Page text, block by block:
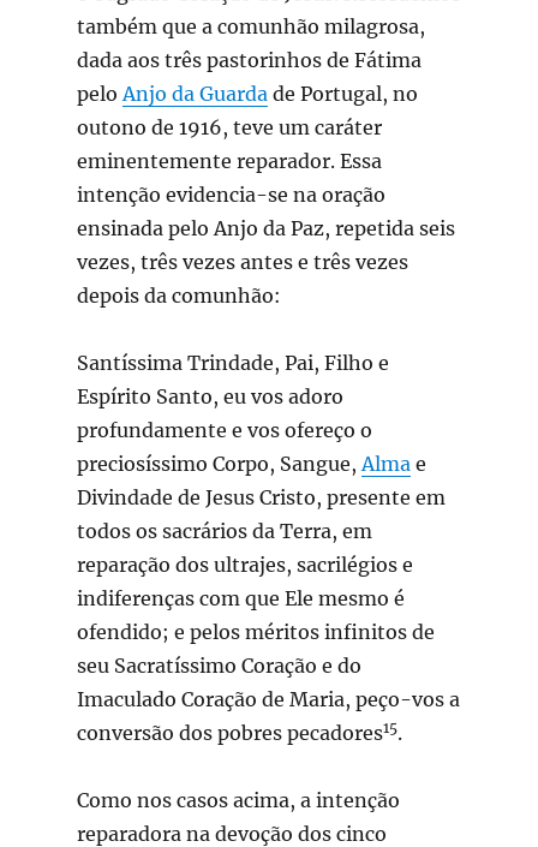
também que a comunhão milagrosa,
dada aos três pastorinhos de Fátima
pelo Anjo da Guarda de Portugal, no
outono de 1916, teve um caráter
eminentemente reparador. Essa
intenção evidencia-se na oração
ensinada pelo Anjo da Paz, repetida seis
vezes, três vezes antes e três vezes
depois da comunhão:
Santíssima Trindade, Pai, Filho e
Espírito Santo, eu vos adoro
profundamente e vos ofereço o
preciosíssimo Corpo, Sangue, Alma e
Divindade de Jesus Cristo, presente em
todos os sacrários da Terra, em
reparação dos ultrajes, sacrilégios e
indiferenças com que Ele mesmo é
ofendido; e pelos méritos infinitos de
seu Sacratíssimo Coração e do
Imaculado Coração de Maria, peço-vos a
conversão dos pobres pecadores15.
Como nos casos acima, a intenção
reparadora na devoção dos cinco